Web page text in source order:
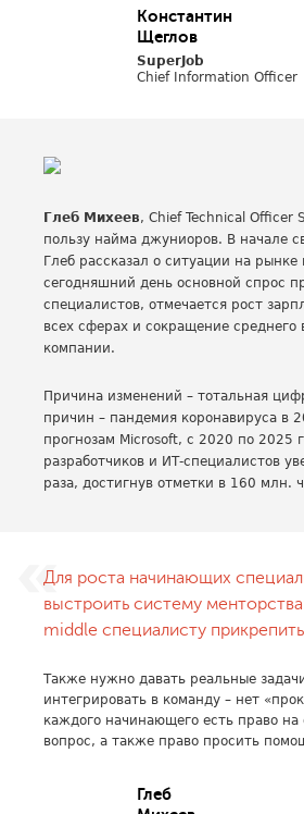
Константин
Щеглов
SuperJob
Chief Information Officer
Глеб Михеев, Chief Technical Officer
пользу найма джуниоров. В начале
Глеб рассказал о ситуации на рынке
сегодняшний день основной спрос
специалистов, отмечается рост
всех сферах и сокращение среднего
компании.
Причина изменений – тотальная
причин – пандемия коронавируса в
прогнозам Microsoft, с 2020 по 2025
разработчиков и ИТ-специалистов
раза, достигнув отметки в 160 млн.
Для роста начинающих
выстроить систему
middle специалисту
Также нужно давать реальные
интегрировать в команду – нет
каждого начинающего есть право
вопрос, а также право просить
Глеб